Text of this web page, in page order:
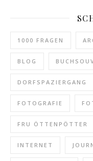
1000 FRAGEN
BLOG
DORFSPAZIERGANG
FOTOGRAFIE
FRU ÖTTENPÖTTER
INTERNET